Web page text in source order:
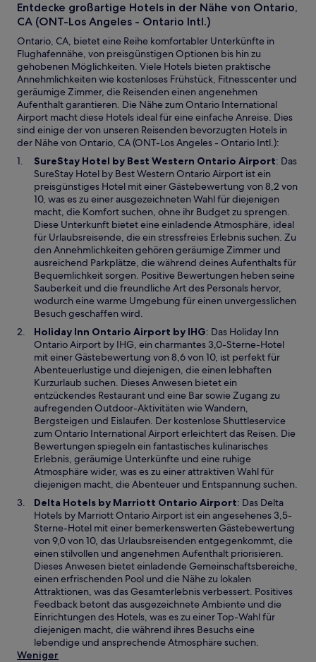
Entdecke großartige Hotels in der Nähe von Ontario,
CA (ONT-Los Angeles - Ontario Intl.)
Ontario, CA, bietet eine Reihe komfortabler Unterkünfte in
Flughafennähe, von preisgünstigen Optionen bis hin zu
gehobenen Möglichkeiten. Viele Hotels bieten praktische
Annehmlichkeiten wie kostenloses Frühstück, Fitnesscenter und
geräumige Zimmer, die Reisenden einen angenehmen
Aufenthalt garantieren. Die Nähe zum Ontario International
Airport macht diese Hotels ideal für eine einfache Anreise. Dies
sind einige der von unseren Reisenden bevorzugten Hotels in
der Nähe von Ontario, CA (ONT-Los Angeles - Ontario Intl.):
SureStay Hotel by Best Western Ontario AirportW
r
d
i
n
e
i
n
e
m
n
e
n
F
s
e
r
ö
f
f
n
e
t
: Das
SureStay Hotel by Best Western Ontario Airport ist ein
preisgünstiges Hotel mit einer Gästebewertung von 8,2 von
10, was es zu einer ausgezeichneten Wahl für diejenigen
macht, die Komfort suchen, ohne ihr Budget zu sprengen.
Diese Unterkunft bietet eine einladende Atmosphäre, ideal
für Urlaubsreisende, die ein stressfreies Erlebnis suchen. Zu
den Annehmlichkeiten gehören geräumige Zimmer und
ausreichend Parkplätze, die während deines Aufenthalts für
Bequemlichkeit sorgen. Positive Bewertungen heben seine
Sauberkeit und die freundliche Art des Personals hervor,
wodurch eine warme Umgebung für einen unvergesslichen
Besuch geschaffen wird.
Holiday Inn Ontario Airport by IHGW
i
r
d
i
n
e
i
n
e
m
n
e
u
e
n
F
e
n
s
t
e
r
g
e
ö
: Das Holiday Inn
Ontario Airport by IHG, ein charmantes 3,0-Sterne-Hotel
mit einer Gästebewertung von 8,6 von 10, ist perfekt für
Abenteuerlustige und diejenigen, die einen lebhaften
Kurzurlaub suchen. Dieses Anwesen bietet ein
entzückendes Restaurant und eine Bar sowie Zugang zu
aufregenden Outdoor-Aktivitäten wie Wandern,
Bergsteigen und Eislaufen. Der kostenlose Shuttleservice
zum Ontario International Airport erleichtert das Reisen. Die
Bewertungen spiegeln ein fantastisches kulinarisches
Erlebnis, geräumige Unterkünfte und eine ruhige
Atmosphäre wider, was es zu einer attraktiven Wahl für
diejenigen macht, die Abenteuer und Entspannung suchen.
Delta Hotels by Marriott Ontario AirportW
i
r
d
i
n
e
i
n
e
m
n
: Das Delta
Hotels by Marriott Ontario Airport ist ein angesehenes 3,5-
Sterne-Hotel mit einer bemerkenswerten Gästebewertung
von 9,0 von 10, das Urlaubsreisenden entgegenkommt, die
einen stilvollen und angenehmen Aufenthalt priorisieren.
Dieses Anwesen bietet einladende Gemeinschaftsbereiche,
einen erfrischenden Pool und die Nähe zu lokalen
Attraktionen, was das Gesamterlebnis verbessert. Positives
Feedback betont das ausgezeichnete Ambiente und die
Einrichtungen des Hotels, was es zu einer Top-Wahl für
diejenigen macht, die während ihres Besuchs eine
lebendige und ansprechende Atmosphäre suchen.
Weniger